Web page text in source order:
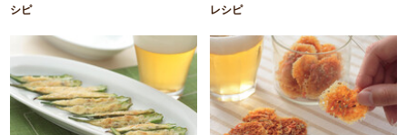
シピ
レシピ